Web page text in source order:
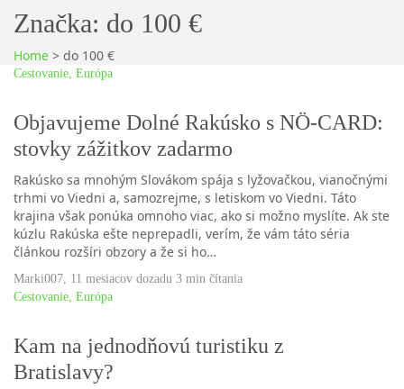
Značka: do 100 €
Home > do 100 €
Cestovanie Európa
Objavujeme Dolné Rakúsko s NÖ-CARD:
stovky zážitkov zadarmo
Rakúsko sa mnohým Slovákom spája s lyžovačkou, vianočnými
trhmi vo Viedni a, samozrejme, s letiskom vo Viedni. Táto
krajina však ponúka omnoho viac, ako si možno myslíte. Ak ste
kúzlu Rakúska ešte neprepadli, verím, že vám táto séria
článkou rozšíri obzory a že si ho…
Marki007 11 mesiacov dozadu 3 min čítania
Cestovanie Európa
Kam na jednodňovú turistiku z
Bratislavy?